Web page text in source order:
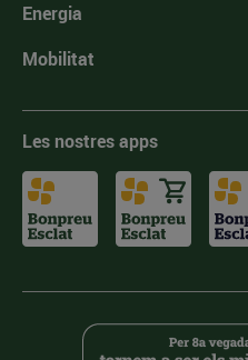
Energia
Mobilitat
Les nostres apps